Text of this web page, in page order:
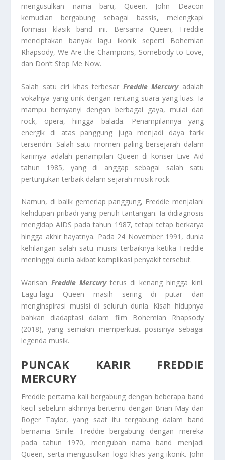
mengusulkan nama baru, Queen. John Deacon
kemudian bergabung sebagai bassis, melengkapi
formasi klasik band ini. Bersama Queen, Freddie
menciptakan banyak lagu ikonik seperti Bohemian
Rhapsody, We Are the Champions, Somebody to Love,
dan Don’t Stop Me Now.
Salah satu ciri khas terbesar Freddie Mercuryadalah
vokalnya yang unik dengan rentang suara yang luas. Ia
mampu bernyanyi dengan berbagai gaya, mulai dari
rock, opera, hingga balada. Penampilannya yang
energik di atas panggung juga menjadi daya tarik
tersendiri. Salah satu momen paling bersejarah dalam
karirnya adalah penampilan Queen di konser Live Aid
tahun 1985, yang di anggap sebagai salah satu
pertunjukan terbaik dalam sejarah musik rock.
Namun, di balik gemerlap panggung, Freddie menjalani
kehidupan pribadi yang penuh tantangan. Ia didiagnosis
mengidap AIDS pada tahun 1987, tetapi tetap berkarya
hingga akhir hayatnya. Pada 24 November 1991, dunia
kehilangan salah satu musisi terbaiknya ketika Freddie
meninggal dunia akibat komplikasi penyakit tersebut.
Warisan Freddie Mercuryterus di kenang hingga kini.
Lagu-lagu Queen masih sering di putar dan
menginspirasi musisi di seluruh dunia. Kisah hidupnya
bahkan diadaptasi dalam film Bohemian Rhapsody
(2018), yang semakin memperkuat posisinya sebagai
legenda musik.
PUNCAK KARIR FREDDIE
MERCURY
Freddie pertama kali bergabung dengan beberapa band
kecil sebelum akhirnya bertemu dengan Brian May dan
Roger Taylor, yang saat itu tergabung dalam band
bernama Smile. Freddie bergabung dengan mereka
pada tahun 1970, mengubah nama band menjadi
Queen, serta mengusulkan logo khas yang ikonik. John